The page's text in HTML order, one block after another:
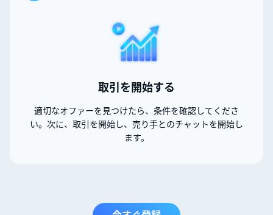
取引を開始する
適切なオファーを見つけたら、条件を確認してくださ
い。次に、取引を開始し、売り手とのチャットを開始し
ます。